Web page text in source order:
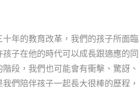
年的教育改革，我們的孩子所面臨
子在他的時代可以成長跟適應的同
段，我們也可能會有衝擊、驚訝、
們陪伴孩子一起長大很棒的歷程，